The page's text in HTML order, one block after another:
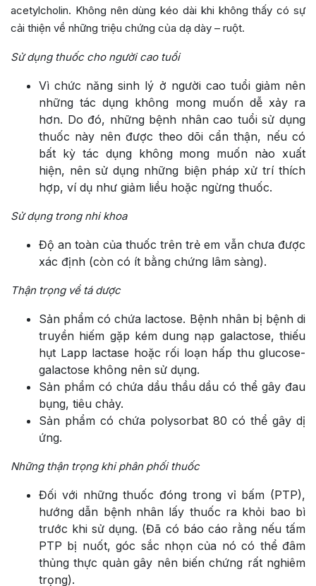
acetylcholin. Không nên dùng kéo dài khi không thấy có sự
cải thiện về những triệu chứng của dạ dày – ruột.
Sử dụng thuốc cho người cao tuổi
Vì chức năng sinh lý ở người cao tuổi giảm nên
những tác dụng không mong muốn dễ xảy ra
hơn. Do đó, những bệnh nhân cao tuổi sử dụng
thuốc này nên được theo dõi cẩn thận, nếu có
bất kỳ tác dụng không mong muốn nào xuất
hiện, nên sử dụng những biện pháp xử trí thích
hợp, ví dụ như giảm liều hoặc ngừng thuốc.
Sử dụng trong nhi khoa
Độ an toàn của thuốc trên trẻ em vẫn chưa được
xác định (còn có ít bằng chứng lâm sàng).
Thận trọng về tá dược
Sản phẩm có chứa lactose. Bệnh nhân bị bệnh di
truyền hiếm gặp kém dung nạp galactose, thiếu
hụt Lapp lactase hoặc rối loạn hấp thu glucose-
galactose không nên sử dụng.
Sản phẩm có chứa dầu thầu dầu có thể gây đau
bụng, tiêu chảy.
Sản phẩm có chứa polysorbat 80 có thể gây dị
ứng.
Những thận trọng khi phân phối thuốc
Đối với những thuốc đóng trong vỉ bấm (PTP),
hướng dẫn bệnh nhân lấy thuốc ra khỏi bao bì
trước khi sử dụng. (Đã có báo cáo rằng nếu tấm
PTP bị nuốt, góc sắc nhọn của nó có thể đâm
thủng thực quản gây nên biến chứng rất nghiêm
trọng).